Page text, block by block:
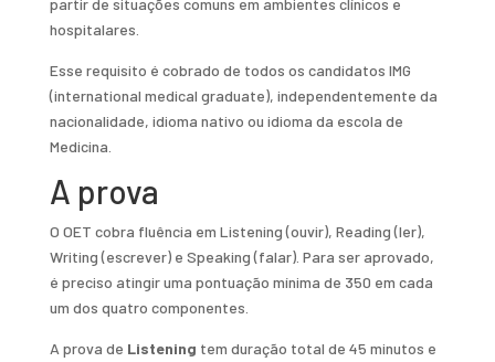
partir de situações comuns em ambientes clínicos e
hospitalares.
Esse requisito é cobrado de todos os candidatos IMG
(international medical graduate), independentemente da
nacionalidade, idioma nativo ou idioma da escola de
Medicina.
A prova
O OET cobra fluência em Listening (ouvir), Reading (ler),
Writing (escrever) e Speaking (falar). Para ser aprovado,
é preciso atingir uma pontuação mínima de 350 em cada
um dos quatro componentes.
A prova de Listening tem duração total de 45 minutos e